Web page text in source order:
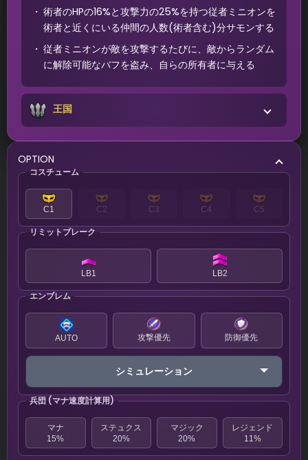
術者のHPの16%と攻撃力の25%を持つ従者ミニオンを
術者と近くにいる仲間の人数(術者含む)分サモンする
従者ミニオンが敵を攻撃するたびに、敵からランダム
に解除可能なバフを盗み、自らの所有者に与える
王国
OPTION
コスチューム
C1 C2 C3 C4 C5
リミットブレーク
LB1 LB2
エンブレム
AUTO 攻撃優先 防御優先
シミュレーション
兵団 (マナ速度計算用)
マナ
15%
ステュクス
20%
マジック
20%
レジェンド
11%